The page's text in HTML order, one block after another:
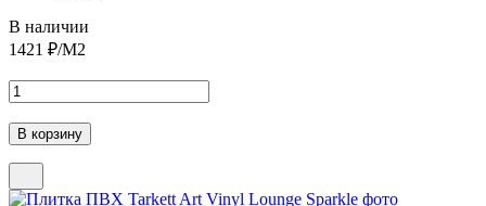
В наличии
1421 ₽/М2